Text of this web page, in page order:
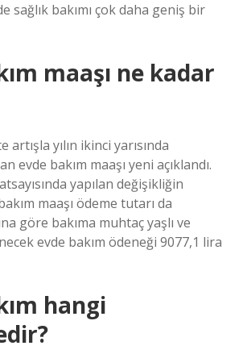
sağlık bakımı çok daha geniş bir
maaşı ne kadar
artışla yılın ikinci yarısında
evde bakım maaşı yeni açıklandı.
yapılan değişikliğin
maaşı ödeme tutarı da
göre bakıma muhtaç yaşlı ve
evde bakım ödeneği 9077,1 lira
hangi